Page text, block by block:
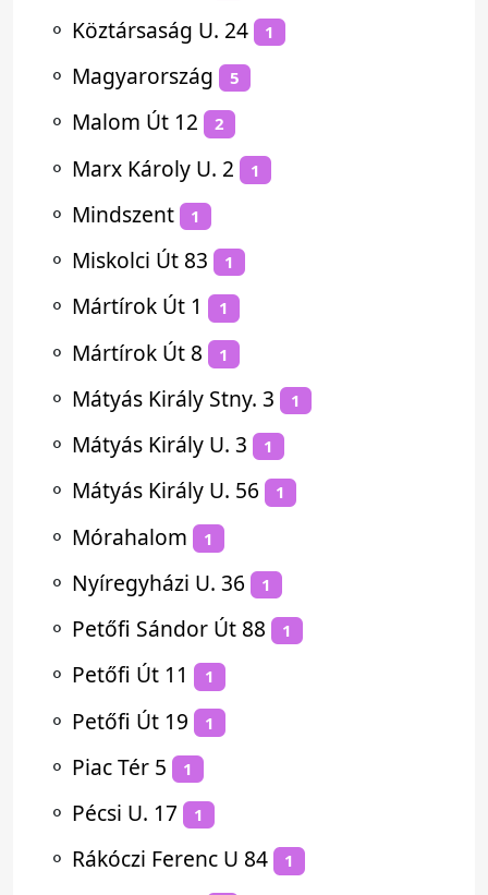
⚬ Köztársaság U. 24 1
⚬ Magyarország 5
⚬ Malom Út 12 2
⚬ Marx Károly U. 2 1
⚬ Mindszent 1
⚬ Miskolci Út 83 1
⚬ Mártírok Út 1 1
⚬ Mártírok Út 8 1
⚬ Mátyás Király Stny. 3 1
⚬ Mátyás Király U. 3 1
⚬ Mátyás Király U. 56 1
⚬ Mórahalom 1
⚬ Nyíregyházi U. 36 1
⚬ Petőfi Sándor Út 88 1
⚬ Petőfi Út 11 1
⚬ Petőfi Út 19 1
⚬ Piac Tér 5 1
⚬ Pécsi U. 17 1
⚬ Rákóczi Ferenc U 84 1